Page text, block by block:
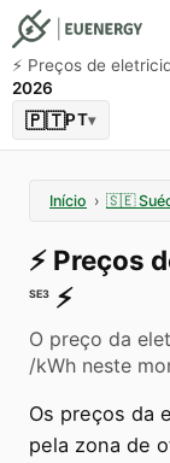
⚡️ Preços de
2026
🇵🇹PT▾
Início › 🇸🇪
⚡️ Preços
SE3 ⚡️
O preço da
/kWh neste
Os preços da
pela zona de